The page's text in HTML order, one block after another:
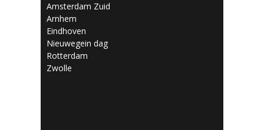
Amsterdam Zuid
Arnhem
Eindhoven
Nieuwegein dag
Rotterdam
Zwolle